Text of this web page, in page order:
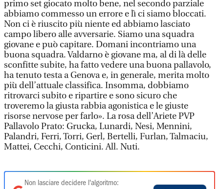
primo set giocato molto bene, nel secondo parziale
abbiamo commesso un errore e lì ci siamo bloccati.
Non ci è riuscito più niente ed abbiamo lasciato
campo libero alle avversarie. Siamo una squadra
giovane e può capitare. Domani incontriamo una
buona squadra. Valdarno è giovane ma, al di là delle
sconfitte subite, ha fatto vedere una buona pallavolo,
ha tenuto testa a Genova e, in generale, merita molto
più dell’attuale classifica. Insomma, dobbiamo
ritrovarci subito e ripartire e sono sicuro che
troveremo la giusta rabbia agonistica e le giuste
risorse nervose per farlo». La rosa dell’Ariete PVP
Pallavolo Prato: Grucka, Lunardi, Nesi, Mennini,
Palandri, Ferri, Torri, Gerl, Bertelli, Furlan, Talmaciu,
Mattei, Cecchi, Conticini. All. Nuti.
Non lasciare decidere l'algoritmo: